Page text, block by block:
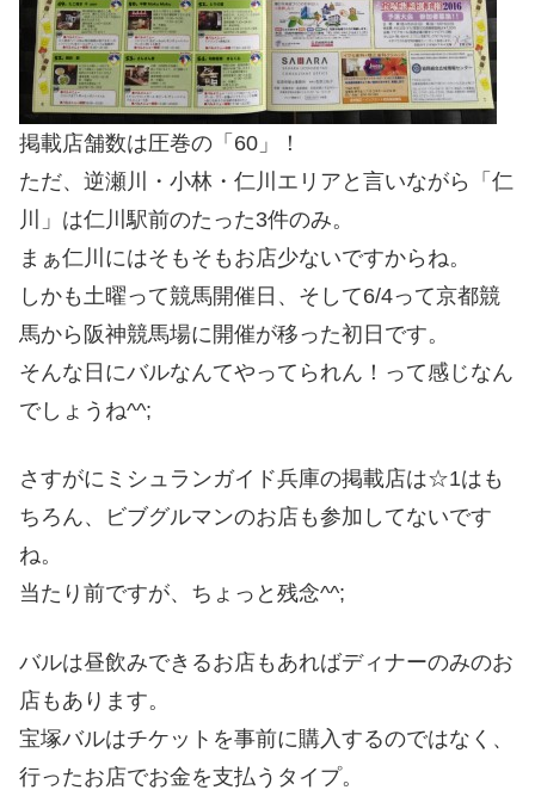
掲載店舗数は圧巻の「60」！
ただ、逆瀬川・小林・仁川エリアと言いながら「仁
川」は仁川駅前のたった3件のみ。
まぁ仁川にはそもそもお店少ないですからね。
しかも土曜って競馬開催日、そして6/4って京都競
馬から阪神競馬場に開催が移った初日です。
そんな日にバルなんてやってられん！って感じなん
でしょうね^^;
さすがにミシュランガイド兵庫の掲載店は☆1はも
ちろん、ビブグルマンのお店も参加してないです
ね。
当たり前ですが、ちょっと残念^^;
バルは昼飲みできるお店もあればディナーのみのお
店もあります。
宝塚バルはチケットを事前に購入するのではなく、
行ったお店でお金を支払うタイプ。